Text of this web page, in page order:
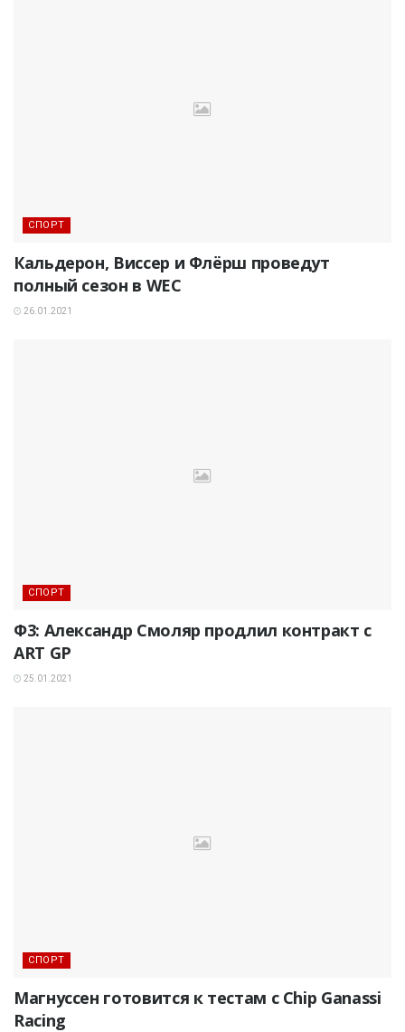
СПОРТ
Кальдерон, Виссер и Флёрш проведут
полный сезон в WEC
26.01.2021
СПОРТ
Ф3: Александр Смоляр продлил контракт с
ART GP
25.01.2021
СПОРТ
Магнуссен готовится к тестам с Chip Ganassi
Racing